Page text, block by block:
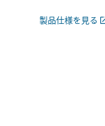
製品仕様を見る